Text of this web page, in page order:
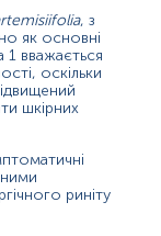
топічних
та інших
стану
можна
період
, з
як основні
1 вважається
оскільки
шкірних
риніту